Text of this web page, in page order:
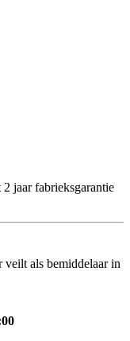
jaar fabrieksgarantie
als bemiddelaar in